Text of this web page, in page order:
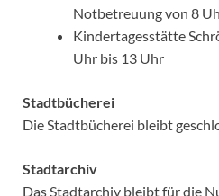
Notbetreuung von 8
Kindertagesstätte
Uhr bis 13 Uhr
Stadtbücherei
Die Stadtbücherei bleibt
Stadtarchiv
Das Stadtarchiv bleibt für die